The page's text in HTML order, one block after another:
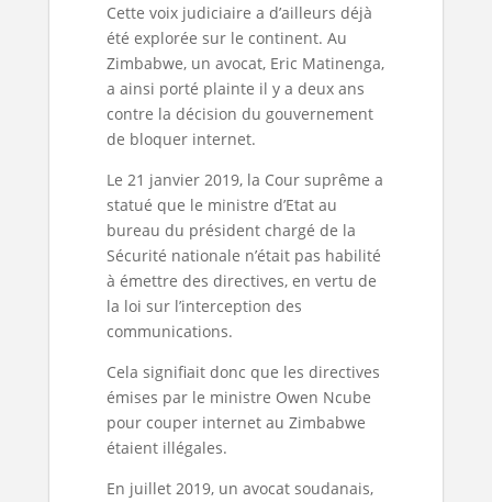
Cette voix judiciaire a d’ailleurs déjà
été explorée sur le continent. Au
Zimbabwe, un avocat, Eric Matinenga,
a ainsi porté plainte il y a deux ans
contre la décision du gouvernement
de bloquer internet.
Le 21 janvier 2019, la Cour suprême a
statué que le ministre d’Etat au
bureau du président chargé de la
Sécurité nationale n’était pas habilité
à émettre des directives, en vertu de
la loi sur l’interception des
communications.
Cela signifiait donc que les directives
émises par le ministre Owen Ncube
pour couper internet au Zimbabwe
étaient illégales.
En juillet 2019, un avocat soudanais,